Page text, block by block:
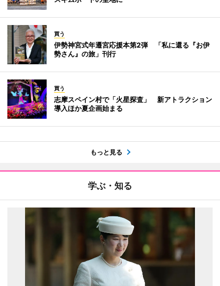
買う
伊勢神宮式年遷宮応援本第2弾 「私に還る『お伊
勢さん』の旅」刊行
買う
志摩スペイン村で「火星探査」 新アトラクション
導入ほか夏企画始まる
もっと見る
学ぶ・知る